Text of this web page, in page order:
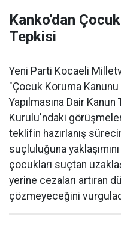
Kanko'dan
Tepkisi
Yeni Parti Kocaeli
"Çocuk Koruma
Yapılmasına Dair
Kurulu'ndaki
teklifin hazırlanış
suçluluğuna
çocukları suçtan
yerine cezaları artıran
çözmeyeceğini